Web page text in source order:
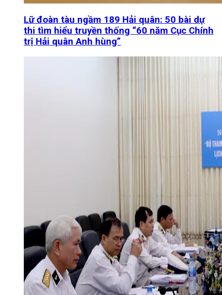
Lữ đoàn tàu ngầm 189 Hải quân: 50 bài dự
thi tìm hiểu truyền thống “60 năm Cục Chính
trị Hải quân Anh hùng”